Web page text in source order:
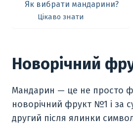
Як вибрати мандарини?
Цікаво знати
Новорічний
Мандарин — це не просто
новорічний фрукт №1 і за
другий після ялинки